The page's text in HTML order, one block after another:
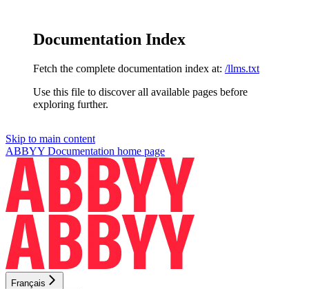
Documentation Index
Fetch the complete documentation index at: /llms.txt
Use this file to discover all available pages before
exploring further.
Skip to main content
ABBYY Documentation home page
Français